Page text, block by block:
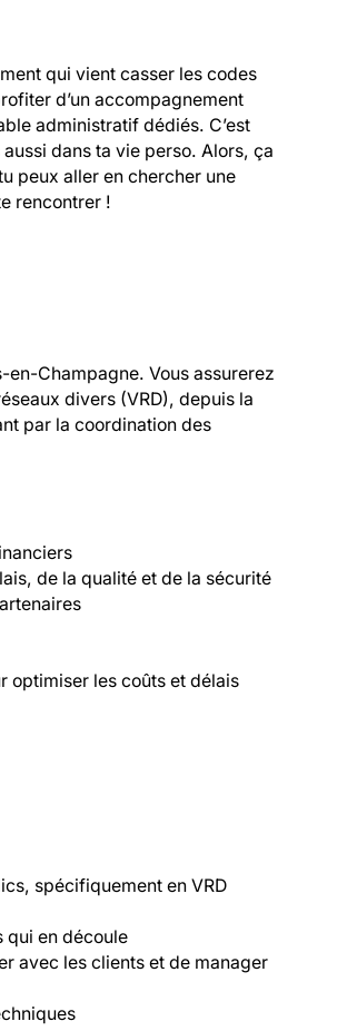
qui vient casser les codes
d’un accompagnement
administratif dédiés. C’est
dans ta vie perso. Alors, ça
peux aller en chercher une
rencontrer !
en-Champagne. Vous assurerez
divers (VRD), depuis la
par la coordination des
de la qualité et de la sécurité
optimiser les coûts et délais
spécifiquement en VRD
qui en découle
avec les clients et de manager